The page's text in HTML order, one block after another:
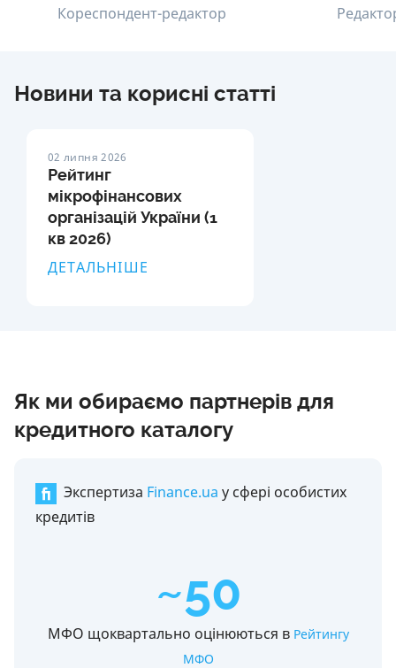
Кореспондент-редактор
Новини та корисні статті
02 липня 2026
Рейтинг
мікрофінансових
організацій України (1
кв 2026)
ДЕТАЛЬНІШЕ
Як ми обираємо партнерів для
кредитного каталогу
Экспертиза Finance.ua у сфері особистих
кредитів
~50
МФО щоквартально оцінюються в Рейтингу
МФО